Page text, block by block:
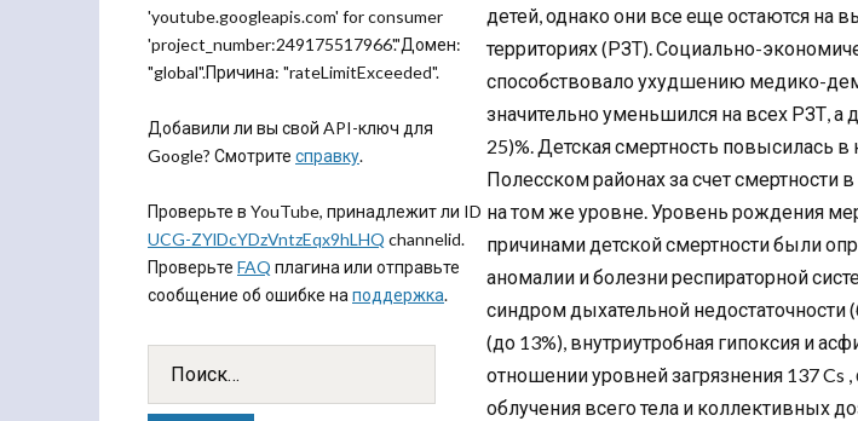
детей, однако они все еще остаются на
территориях (РЗТ). Социально-
способствовало ухудшению медико-
значительно уменьшился на всех РЗТ, а
25)%. Детская смертность повысилась
Полесском районах за счет смертности
на том же уровне. Уровень рождения
причинами детской смертности были
аномалии и болезни респираторной
синдром дыхательной
(до 13%), внутриутробная гипоксия и
отношении уровней загрязнения 137
облучения всего тела и коллективных
'youtube.googleapis.com' for consumer
'project_number:249175517966'."Домен:
"global".Причина: "rateLimitExceeded".
Добавили ли вы свой API-ключ для
Google? Смотрите справку.
Проверьте в YouTube, принадлежит ли ID
UCG-ZYlDcYDzVntzEqx9hLHQ channelid.
Проверьте FAQ плагина или отправьте
сообщение об ошибке на поддержка.